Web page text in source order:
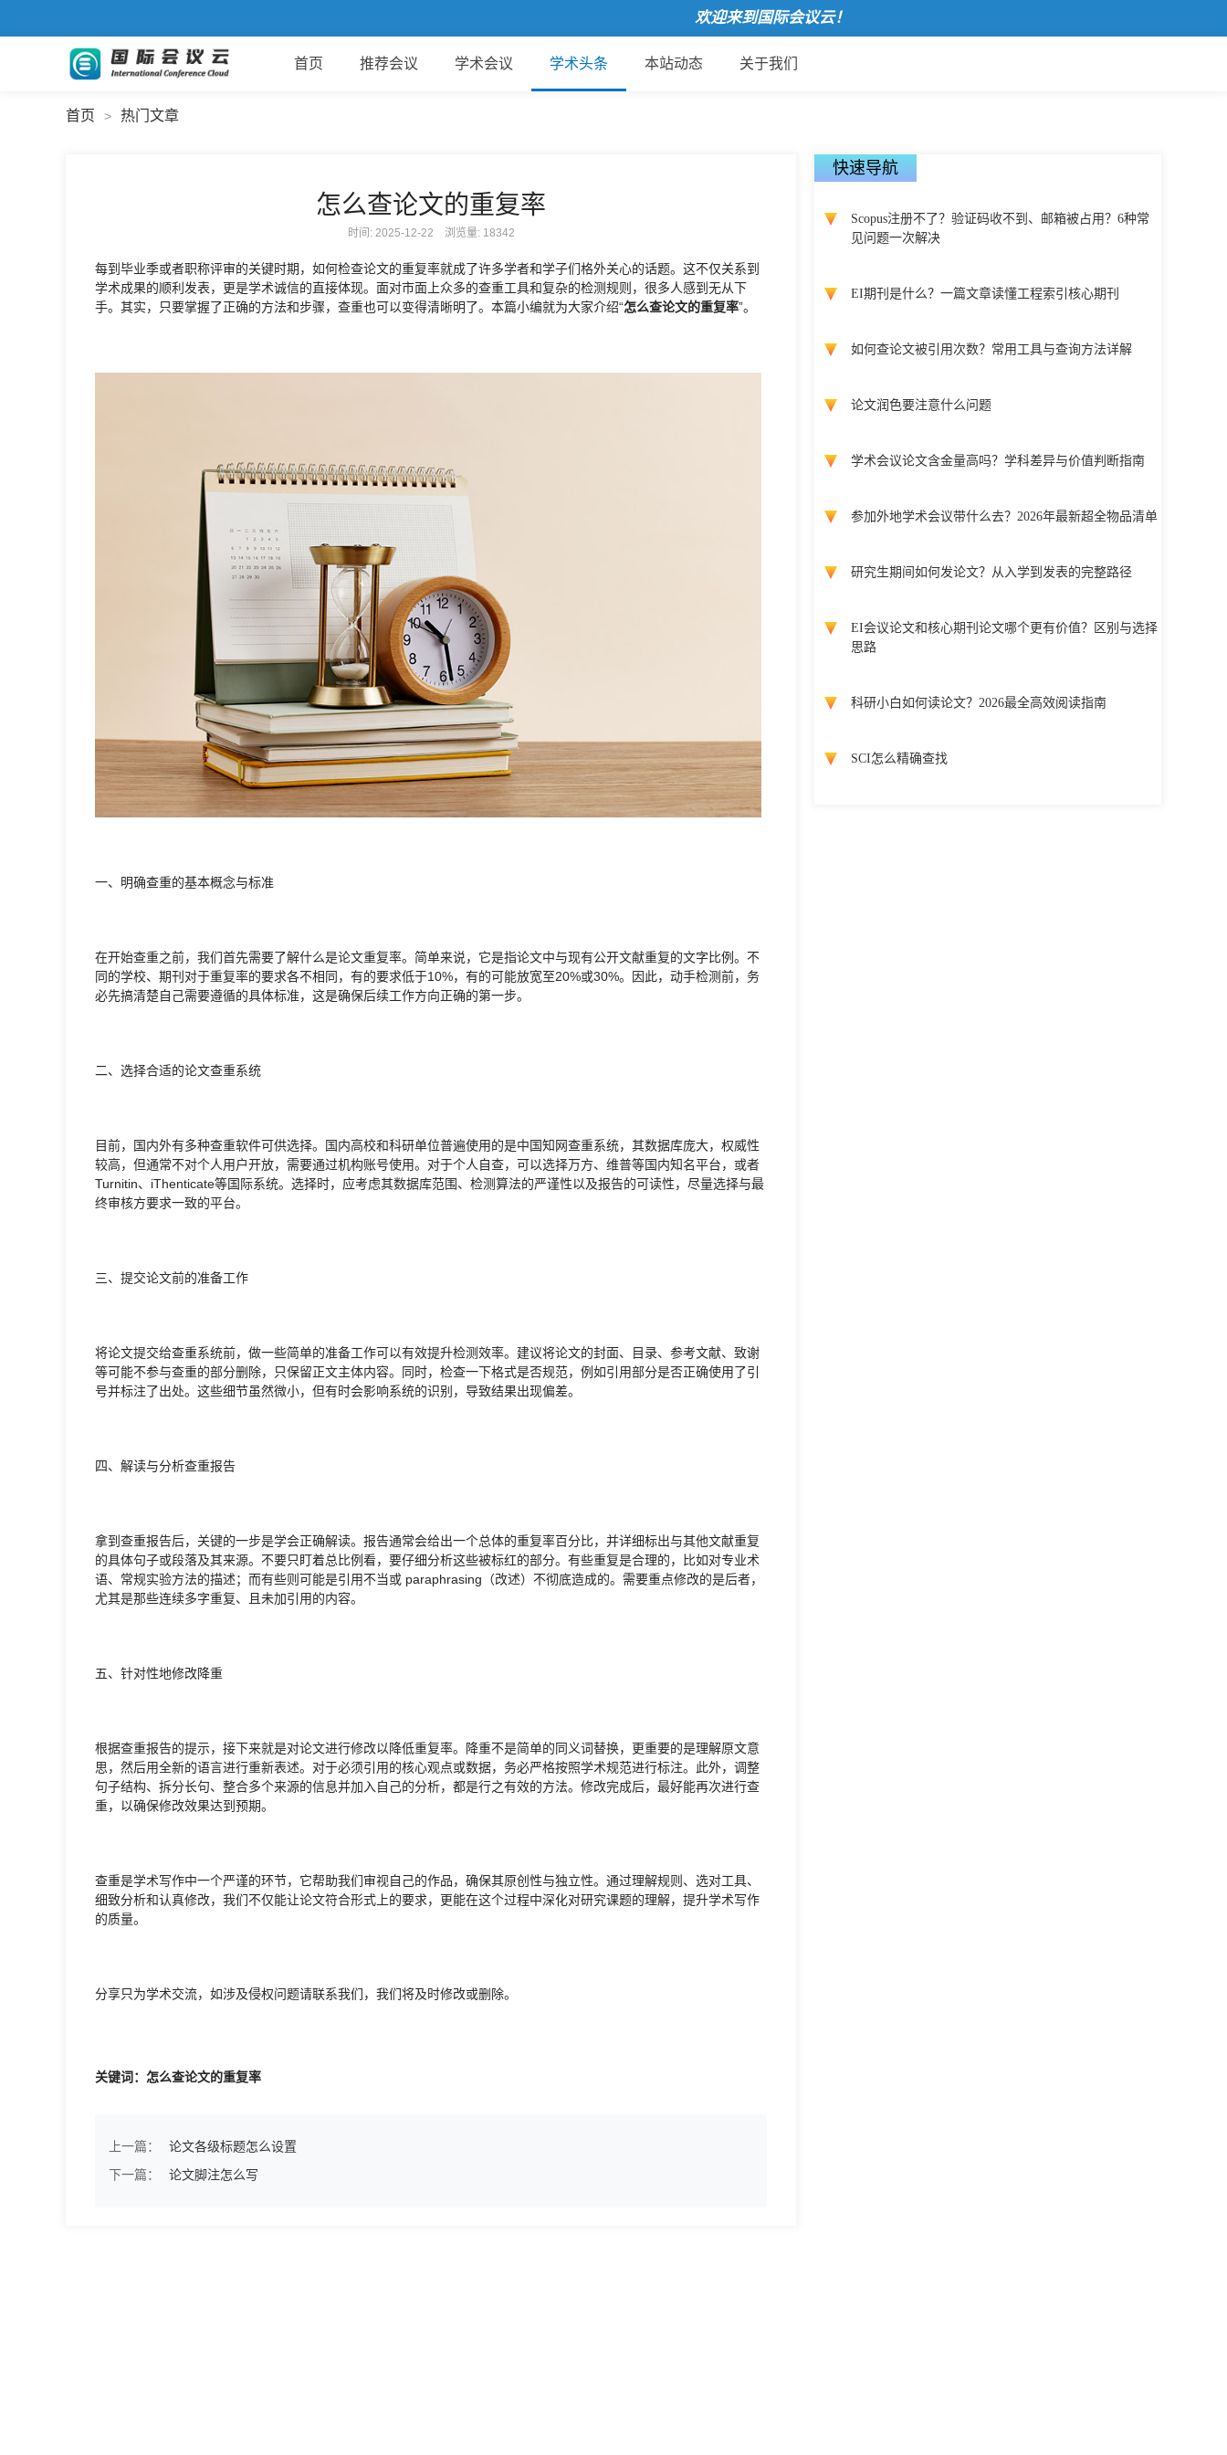
欢迎来到国际会议云！
首页 推荐会议 学术会议 学术头条 本站动态 关于我们
首页 > 热门文章
怎么查论文的重复率
时间: 2025-12-22 浏览量: 18342
每到毕业季或者职称评审的关键时期，如何检查论文的重复率就成了许多学者和学子们格外关心的话题。这不仅关系到
学术成果的顺利发表，更是学术诚信的直接体现。面对市面上众多的查重工具和复杂的检测规则，很多人感到无从下
手。其实，只要掌握了正确的方法和步骤，查重也可以变得清晰明了。本篇小编就为大家介绍“怎么查论文的重复率”。
一、明确查重的基本概念与标准
在开始查重之前，我们首先需要了解什么是论文重复率。简单来说，它是指论文中与现有公开文献重复的文字比例。不
同的学校、期刊对于重复率的要求各不相同，有的要求低于10%，有的可能放宽至20%或30%。因此，动手检测前，务
必先搞清楚自己需要遵循的具体标准，这是确保后续工作方向正确的第一步。
二、选择合适的论文查重系统
目前，国内外有多种查重软件可供选择。国内高校和科研单位普遍使用的是中国知网查重系统，其数据库庞大，权威性
较高，但通常不对个人用户开放，需要通过机构账号使用。对于个人自查，可以选择万方、维普等国内知名平台，或者
Turnitin、iThenticate等国际系统。选择时，应考虑其数据库范围、检测算法的严谨性以及报告的可读性，尽量选择与最
终审核方要求一致的平台。
三、提交论文前的准备工作
将论文提交给查重系统前，做一些简单的准备工作可以有效提升检测效率。建议将论文的封面、目录、参考文献、致谢
等可能不参与查重的部分删除，只保留正文主体内容。同时，检查一下格式是否规范，例如引用部分是否正确使用了引
号并标注了出处。这些细节虽然微小，但有时会影响系统的识别，导致结果出现偏差。
四、解读与分析查重报告
拿到查重报告后，关键的一步是学会正确解读。报告通常会给出一个总体的重复率百分比，并详细标出与其他文献重复
的具体句子或段落及其来源。不要只盯着总比例看，要仔细分析这些被标红的部分。有些重复是合理的，比如对专业术
语、常规实验方法的描述；而有些则可能是引用不当或 paraphrasing（改述）不彻底造成的。需要重点修改的是后者，
尤其是那些连续多字重复、且未加引用的内容。
五、针对性地修改降重
根据查重报告的提示，接下来就是对论文进行修改以降低重复率。降重不是简单的同义词替换，更重要的是理解原文意
思，然后用全新的语言进行重新表述。对于必须引用的核心观点或数据，务必严格按照学术规范进行标注。此外，调整
句子结构、拆分长句、整合多个来源的信息并加入自己的分析，都是行之有效的方法。修改完成后，最好能再次进行查
重，以确保修改效果达到预期。
查重是学术写作中一个严谨的环节，它帮助我们审视自己的作品，确保其原创性与独立性。通过理解规则、选对工具、
细致分析和认真修改，我们不仅能让论文符合形式上的要求，更能在这个过程中深化对研究课题的理解，提升学术写作
的质量。
分享只为学术交流，如涉及侵权问题请联系我们，我们将及时修改或删除。
关键词：怎么查论文的重复率
上一篇：
论文各级标题怎么设置
下一篇：
论文脚注怎么写
快速导航
Scopus注册不了？验证码收不到、邮箱被占用？6种常
见问题一次解决
EI期刊是什么？一篇文章读懂工程索引核心期刊
如何查论文被引用次数？常用工具与查询方法详解
论文润色要注意什么问题
学术会议论文含金量高吗？学科差异与价值判断指南
参加外地学术会议带什么去？2026年最新超全物品清单
研究生期间如何发论文？从入学到发表的完整路径
EI会议论文和核心期刊论文哪个更有价值？区别与选择
思路
科研小白如何读论文？2026最全高效阅读指南
SCI怎么精确查找